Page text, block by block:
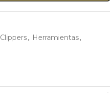
Clippers, Herramientas,